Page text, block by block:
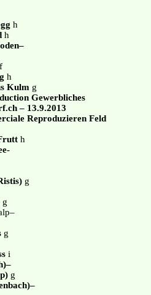
h
h
f
h
Kulm g
Gewerbliches
– 13.9.2013
Reproduzieren Feld
h
g
g
g
i
g